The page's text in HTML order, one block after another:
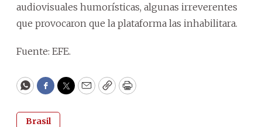
audiovisuales humorísticas, algunas irreverentes
que provocaron que la plataforma las inhabilitara.
Fuente: EFE.
WhatsApp
Facebook
Twitter
EmailCopyPrint
Brasil